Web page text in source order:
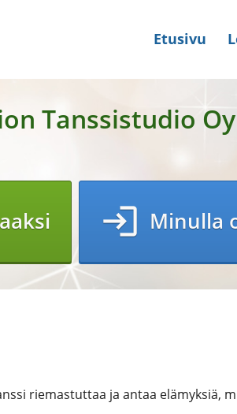
Etusivu
Tanssistudio Oy
login Minulla
riemastuttaa ja antaa elämyksiä,